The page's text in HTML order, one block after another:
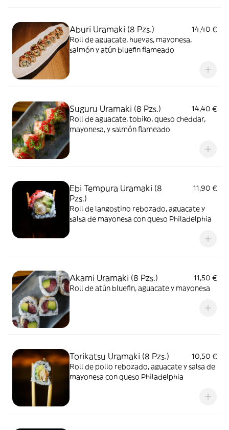
Aburi Uramaki (8 Pzs.)
14,40 €
Roll de aguacate, huevas, mayonesa,
salmón y atún bluefin flameado
Suguru Uramaki (8 Pzs.)
14,40 €
Roll de aguacate, tobiko, queso cheddar,
mayonesa, y salmón flameado
Ebi Tempura Uramaki (8
Pzs.)
11,90 €
Roll de langostino rebozado, aguacate y
salsa de mayonesa con queso Philadelphia
Akami Uramaki (8 Pzs.)
11,50 €
Roll de atún bluefin, aguacate y mayonesa
Torikatsu Uramaki (8 Pzs.)
10,50 €
Roll de pollo rebozado, aguacate y salsa de
mayonesa con queso Philadelphia